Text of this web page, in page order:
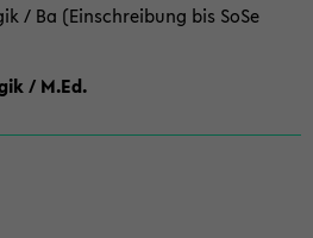
/ Ba (Einschreibung bis SoSe
/ M.Ed.